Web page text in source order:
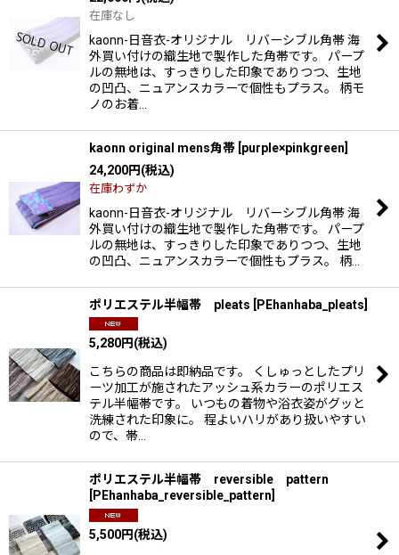
在庫なし
kaonn-日音衣-オリジナル リバーシブル角帯 海
外買い付けの織生地で製作した角帯です。 パープ
ルの無地は、すっきりした印象でありつつ、生地
の凹凸、ニュアンスカラーで個性もプラス。 柄モ
ノのお着…
kaonn original mens角帯 purple×pinkgreen
24,200円(税込)
在庫わずか
kaonn-日音衣-オリジナル リバーシブル角帯 海
外買い付けの織生地で製作した角帯です。 パープ
ルの無地は、すっきりした印象でありつつ、生地
の凹凸、ニュアンスカラーで個性もプラス。 柄…
ポリエステル半幅帯 pleats PEhanhaba_pleats
5,280円(税込)
こちらの商品は即納品です。 くしゅっとしたプリ
ーツ加工が施されたアッシュ系カラーのポリエス
テル半幅帯です。 いつもの着物や浴衣姿がグッと
洗練された印象に。 程よいハリがあり扱いやすい
ので、帯…
ポリエステル半幅帯 reversible pattern
PEhanhaba_reversible_pattern
5,500円(税込)